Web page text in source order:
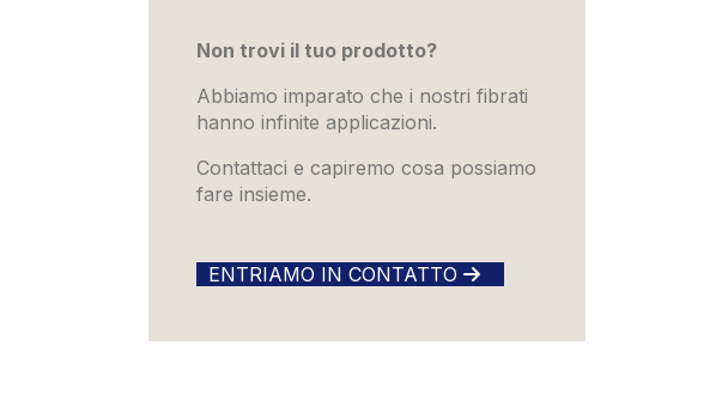
Non trovi il tuo prodotto?
Abbiamo imparato che i nostri fibrati
hanno infinite applicazioni.
Contattaci e capiremo cosa possiamo
fare insieme.
ENTRIAMO IN CONTATTO